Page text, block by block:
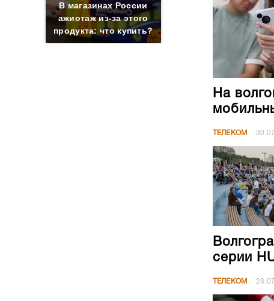
В магазинах России
ажиотаж из-за этого
продукта: что купить?
На
ТЕЛЕКОМ
серии
ТЕЛЕКОМ